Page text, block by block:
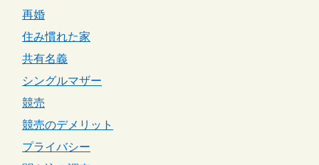
再婚
住み慣れた家
共有名義
シングルマザー
競売
競売のデメリット
プライバシー